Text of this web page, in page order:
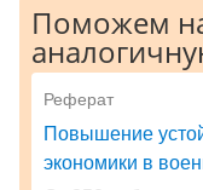
Поможем
Реферат
Повышение
экономики в